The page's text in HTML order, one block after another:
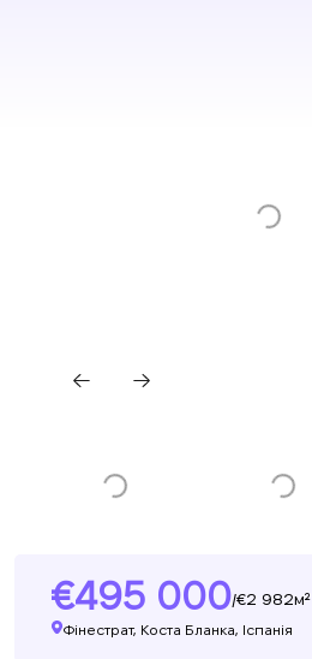
495 000/ 2 982м²
Фінестрат, Коста Бланка, Іспанія